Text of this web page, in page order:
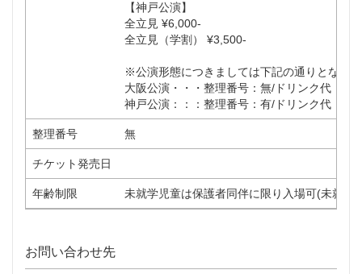
【神戸公演】
全立見 ¥6,000-
全立見（学割） ¥3,500-
※公演形態につきましては下記の通りとなり
大阪公演・・・整理番号：無/ドリンク代：無
神戸公演：：：整理番号：有/ドリンク代：有
整理番号 無
チケット発売日
年齢制限 未就学児童は保護者同伴に限り入場可(未就
お問い合わせ先